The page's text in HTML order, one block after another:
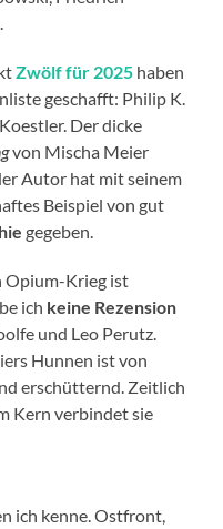
Zwölf für 2025 haben
geschafft: Philip K.
Der dicke
von Mischa Meier
Autor hat mit seinem
Beispiel von gut
gegeben.
Opium-Krieg ist
ich keine Rezension
und Leo Perutz.
Hunnen ist von
erschütternd. Zeitlich
Kern verbindet sie
ich kenne. Ostfront,